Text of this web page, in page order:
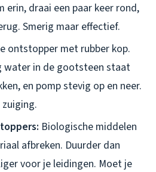
erin, draai een paar keer rond,
Smerig maar effectief.
ontstopper met rubber kop.
water in de gootsteen staat
en pomp stevig op en neer.
Biologische middelen
afbreken. Duurder dan
voor je leidingen. Moet je